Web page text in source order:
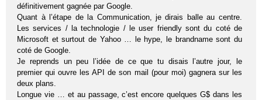
définitivement gagnée par Google.
Quant à l’étape de la Communication, je dirais balle au centre.
Les services / la technologie / le user friendly sont du coté de
Microsoft et surtout de Yahoo … le hype, le brandname sont du
coté de Google.
Je reprends un peu l’idée de ce que tu disais l’autre jour, le
premier qui ouvre les API de son mail (pour moi) gagnera sur les
deux plans.
Longue vie … et au passage, c’est encore quelques G$ dans les